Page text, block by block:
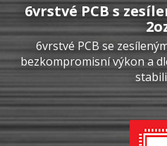
6vrstvé PCB s
6vrstvé PCB se
bezkompromisní výkon a